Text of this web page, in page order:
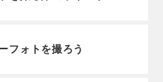
フォトを撮ろう